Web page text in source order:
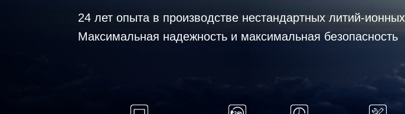
24 лет опыта в производстве нестандартных литий-
Максимальная надежность и максимальная безопасность